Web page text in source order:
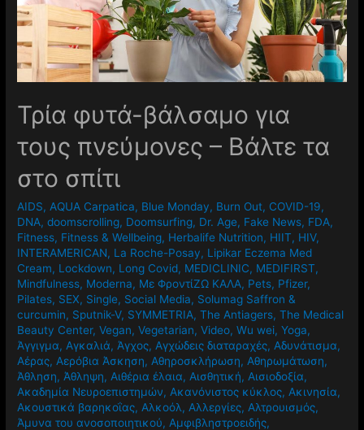
Τρία φυτά-βάλσαμο για
τους πνεύμονες – Βάλτε τα
στο σπίτι
AIDS, AQUA Carpatica, Blue Monday, Burn Out, COVID-19,
DNA,doomscrolling, Doomsurfing, Dr. Age, Fake News, FDA,
Fitness, Fitness & Wellbeing, Herbalife Nutrition, HIIT, HIV,
INTERAMERICAN, La Roche-Posay, Lipikar Eczema Med
Cream, Lockdown, Long Covid, MEDICLINIC, MEDIFIRST,
Mindfulness, Moderna, Mε ΦροντίΖΩ ΚΑΛΑ, Pets, Pfizer,
Pilates, SEX, Single, Social Media, Solumag Saffron &
curcumin, Sputnik-V, SYMMETRIA,The Antiagers,The Medical
Beauty Center,Vegan,Vegetarian,Video,Wu wei,Yoga,
Άγγιγμα, Αγκαλιά, Άγχος, Αγχώδεις διαταραχές, Αδυνάτισμα,
Αέρας, Αερόβια Άσκηση, Αθηροσκλήρωση, Αθηρωμάτωση,
Άθληση, Άθληψη, Αιθέρια έλαια, Αισθητική, Αισιοδοξία,
Ακαδημία Νευροεπιστημών, Ακανόνιστος κύκλος, Ακινησία,
Ακουστικά βαρηκοΐας, Αλκοόλ, Αλλεργίες, Αλτρουισμός,
Άμυνα του ανοσοποιητικού, Αμφιβληστροειδής,